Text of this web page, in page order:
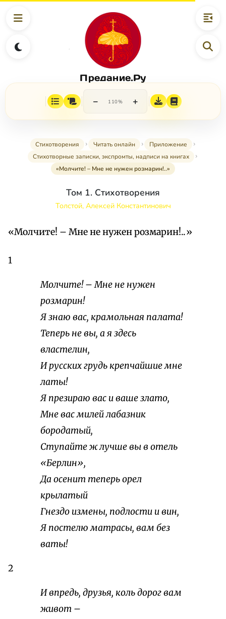
Предание.Ру
− 110% +
Стихотворения Читать онлайн
Приложение
Стихотворные записки, экспромты, надписи на книгах
«Молчите! – Мне не нужен розмарин!..»
Том 1. Стихотворения
Толстой, Алексей Константинович
«Молчите! – Мне не нужен розмарин!..»
1
Молчите! – Мне не нужен
розмарин!
Я знаю вас, крамольная палата!
Теперь не вы, а я здесь
властелин,
И русских грудь крепчайшие мне
латы!
Я презираю вас и ваше злато,
Мне вас милей лабазник
бородатый,
Ступайте ж лучше вы в отель
«Берлин»,
Да осенит теперь орел
крылатый
Гнездо измены, подлости и вин,
Я постелю матрасы, вам без
ваты!
2
И впредь, друзья, коль дорог вам
живот –